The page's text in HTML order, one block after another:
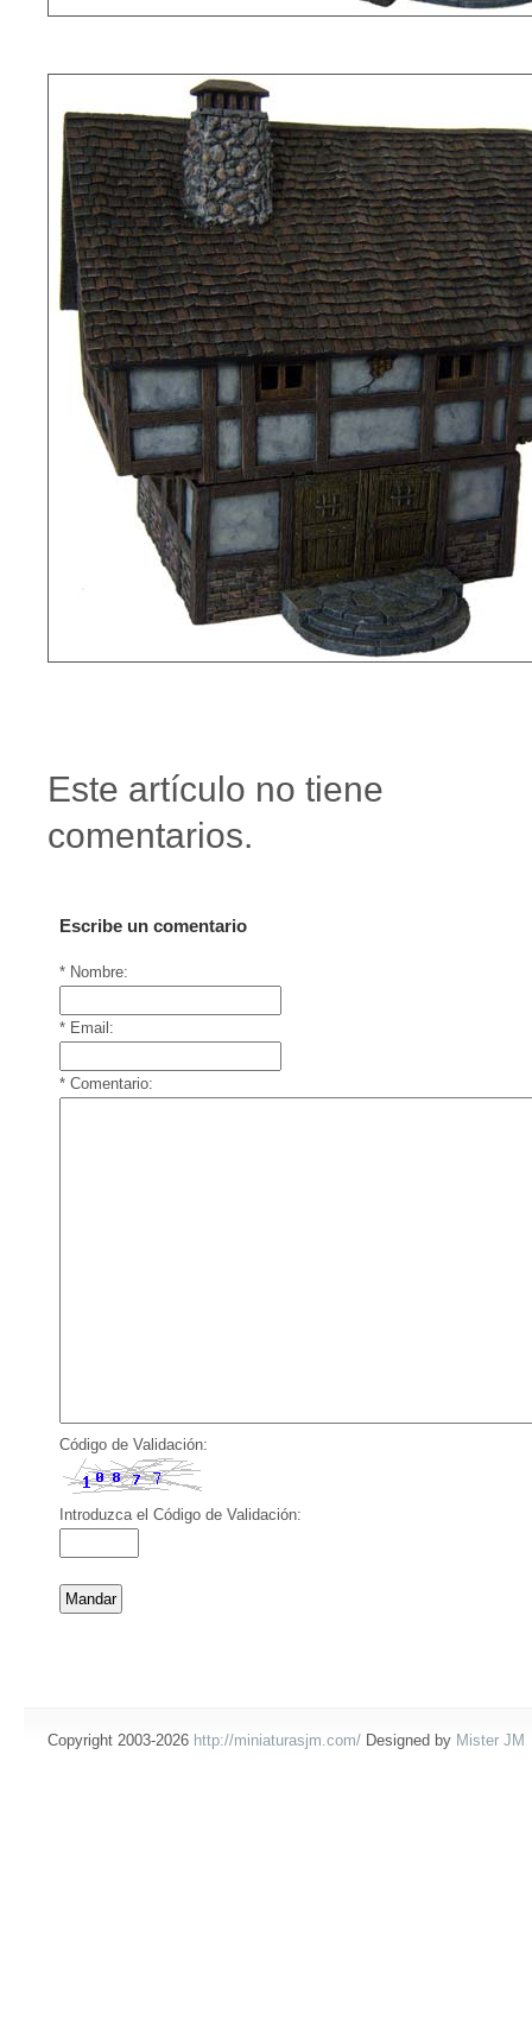
Este artículo no tiene
comentarios.
Escribe un comentario
* Nombre:
* Email:
* Comentario:
Código de Validación:
Introduzca el Código de Validación:
Copyright 2003-2026 http://miniaturasjm.com/ Designed by Mister JM